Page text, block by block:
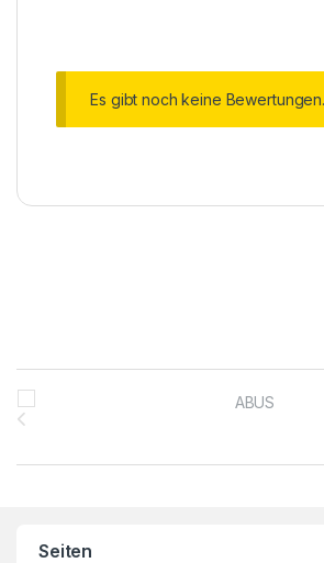
Es gibt noch keine Bewertungen.
Brands Carousel
Seiten